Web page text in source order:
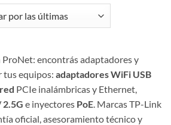
ProNet: encontrás adaptadores y
tus equipos: adaptadores WiFi USB
PCIe inalámbricas y Ethernet,
2.5G e inyectores PoE . Marcas TP-Link
oficial, asesoramiento técnico y